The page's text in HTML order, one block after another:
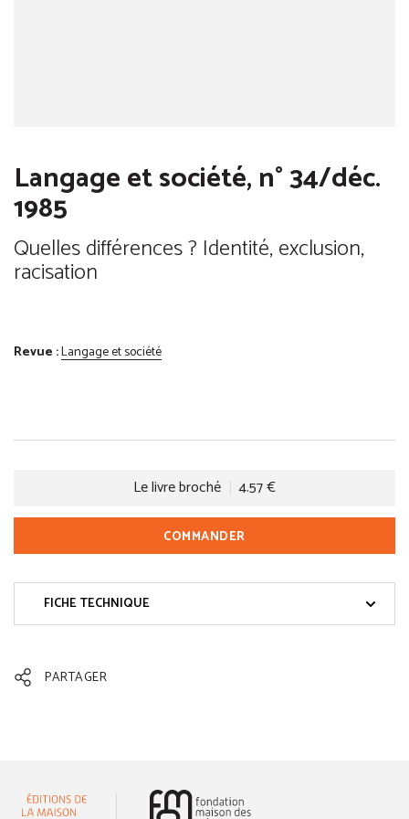
Langage et société, n° 34/déc.
1985
Quelles différences ? Identité, exclusion,
racisation
Revue :Langage et société
Le livre broché 4.57 €
COMMANDER
FICHE TECHNIQUE
PARTAGER